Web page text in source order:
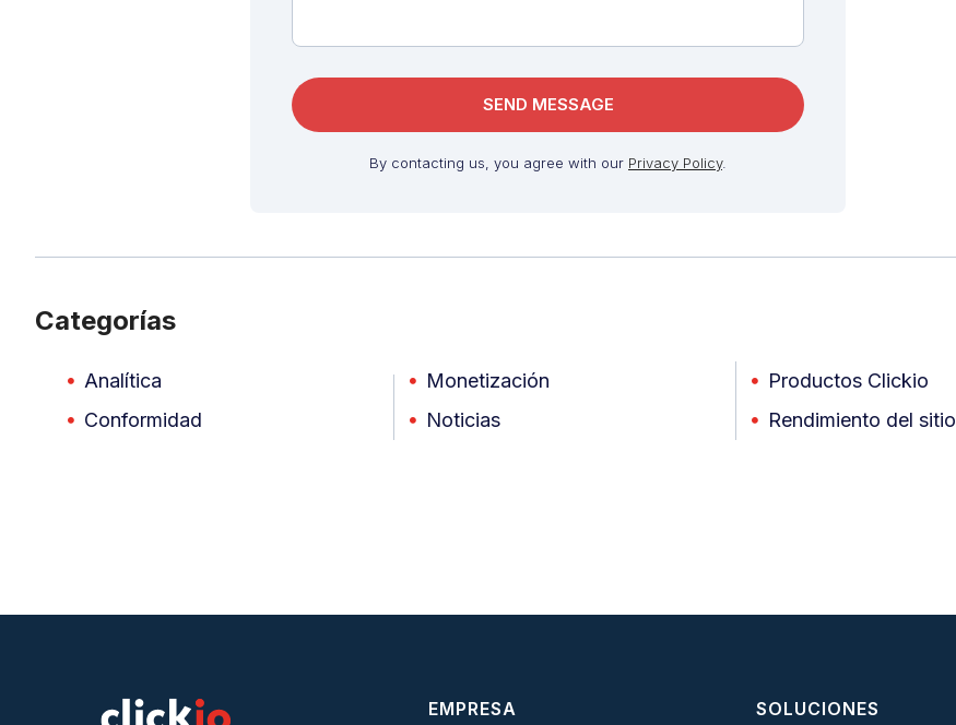
By contacting us, you agree with our Privacy Policy.
Categorías
Analítica
Conformidad
Monetización
Noticias
Productos Clickio
Rendimiento del sitio
EMPRESA SOLUCIONES